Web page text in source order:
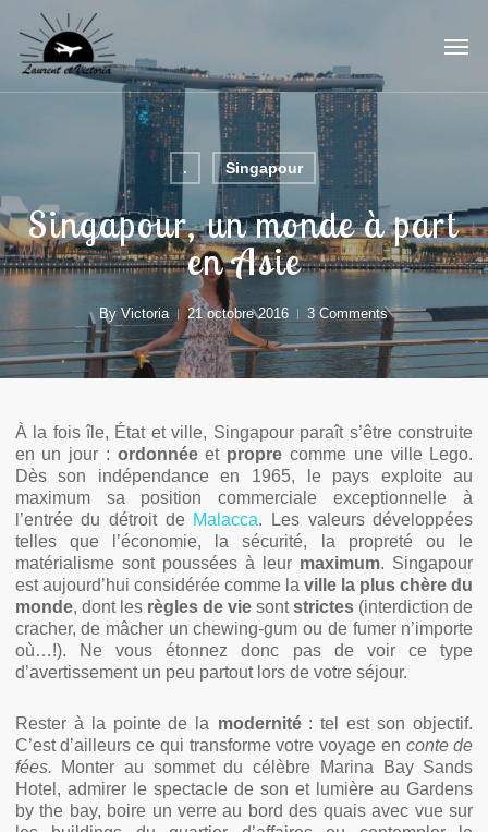
main
content
. Singapour
Singapour, un monde à part
en Asie
By Victoria 21 octobre 2016 3 Comments
À la fois île, État et ville, Singapour paraît s’être construite
en un jour : ordonnéeet propre comme une ville Lego.
Dès son indépendance en 1965, le pays exploite au
maximum sa position commerciale exceptionnelle à
l’entrée du détroit de Malacca. Les valeurs développées
telles que l’économie, la sécurité, la propreté ou le
matérialisme sont poussées à leur maximum. Singapour
est aujourd’hui considérée comme la ville la plus chère du
monde, dont les règles de vie sontstrictes (interdiction de
cracher, de mâcher un chewing-gum ou de fumer n’importe
où…!). Ne vous étonnez donc pas de voir ce type
d’avertissement un peu partout lors de votre séjour.
Rester à la pointe de la modernité: tel est son objectif.
C’est d’ailleurs ce qui transforme votre voyage en conte de
fées.
Monter au sommet du célèbre Marina Bay Sands
Hotel, admirer le spectacle de son et lumière au Gardens
by the bay, boire un verre au bord des quais avec vue sur